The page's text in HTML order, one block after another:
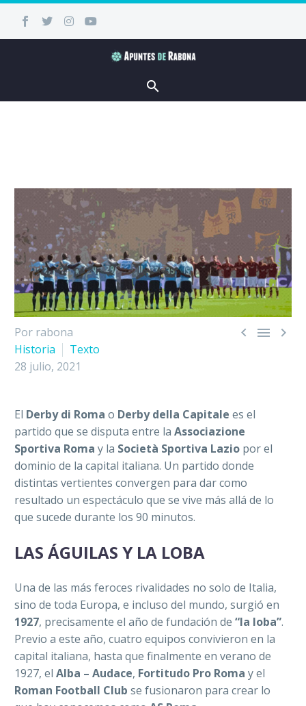
  
Por rabona
Historia
Texto
28 julio, 2021
El Derby di Roma o Derby della Capitale es el
partido que se disputa entre la Associazione
Sportiva Roma y la Società Sportiva Lazio por el
dominio de la capital italiana. Un partido donde
distintas vertientes convergen para dar como
resultado un espectáculo que se vive más allá de lo
que sucede durante los 90 minutos.
LAS ÁGUILAS Y LA LOBA
Una de las más feroces rivalidades no solo de Italia,
sino de toda Europa, e incluso del mundo, surgió en
1927, precisamente el año de fundación de “la loba”.
Previo a este año, cuatro equipos convivieron en la
capital italiana, hasta que finalmente en verano de
1927, el Alba – Audace, Fortitudo Pro Roma y el
Roman Football Club se fusionaron para crear lo